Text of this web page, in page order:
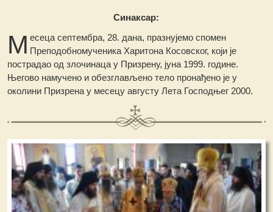
Синаксар:
М есеца септембра, 28. дана, празнујемо спомен
Преподобномученика Харитона Косовског, који је
пострадао од злочинаца у Призрену, јуна 1999. године.
Његово намучено и обезглављено тело пронађено је у
околини Призрена у месецу августу Лета Господњег 2000.